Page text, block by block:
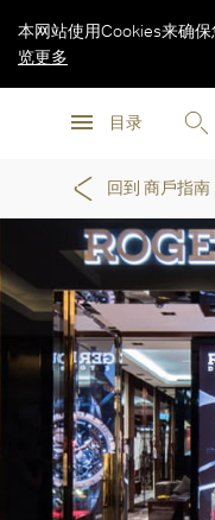
目录
本网站使用Cookies来确保
览更多
回到 商戶指南